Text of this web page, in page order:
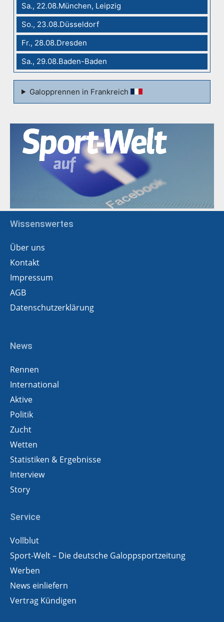
Sa., 22.08.München, Leipzig
So., 23.08.Düsseldorf
Fr., 28.08.Dresden
Sa., 29.08.Baden-Baden
Galopprennen in Frankreich
Wissenswertes
Über uns
Kontakt
Impressum
AGB
Datenschutzerklärung
News
Rennen
International
Aktive
Politik
Zucht
Wetten
Statistiken & Ergebnisse
Interview
Story
Service
Vollblut
Sport-Welt – Die deutsche Galoppsportzeitung
Werben
News einliefern
Vertrag Kündigen